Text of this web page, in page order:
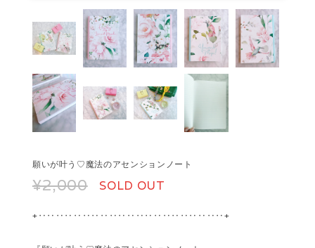
願いが叶う♡魔法のアセンションノート
¥2,000 SOLD OUT
+‥‥‥‥‥‥‥‥‥‥‥‥‥‥‥‥‥‥‥‥‥+